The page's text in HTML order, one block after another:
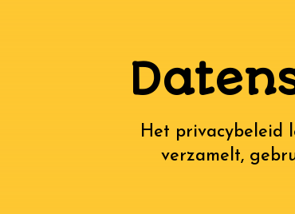
Het privacybeleid
verzamelt,